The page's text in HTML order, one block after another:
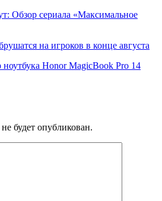
Обзор сериала «Максимальное
на игроков в конце августа
Honor MagicBook Pro 14
будет опубликован.